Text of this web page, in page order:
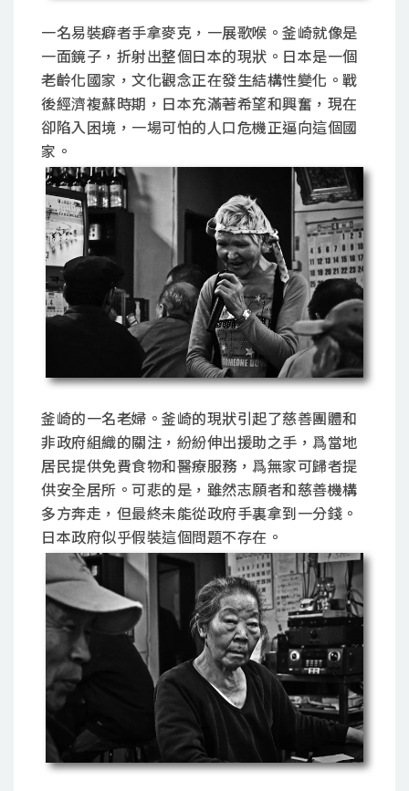
一名易裝癖者手拿麥克，一展歌喉。釜崎就像是
一面鏡子，折射出整個日本的現狀。日本是一個
老齡化國家，文化觀念正在發生結構性變化。戰
後經濟複蘇時期，日本充滿著希望和興奮，現在
卻陷入困境，一場可怕的人口危機正逼向這個國
家。
釜崎的一名老婦。釜崎的現狀引起了慈善團體和
非政府組織的關注，紛紛伸出援助之手，爲當地
居民提供免費食物和醫療服務，爲無家可歸者提
供安全居所。可悲的是，雖然志願者和慈善機構
多方奔走，但最終未能從政府手裏拿到一分錢。
日本政府似乎假裝這個問題不存在。